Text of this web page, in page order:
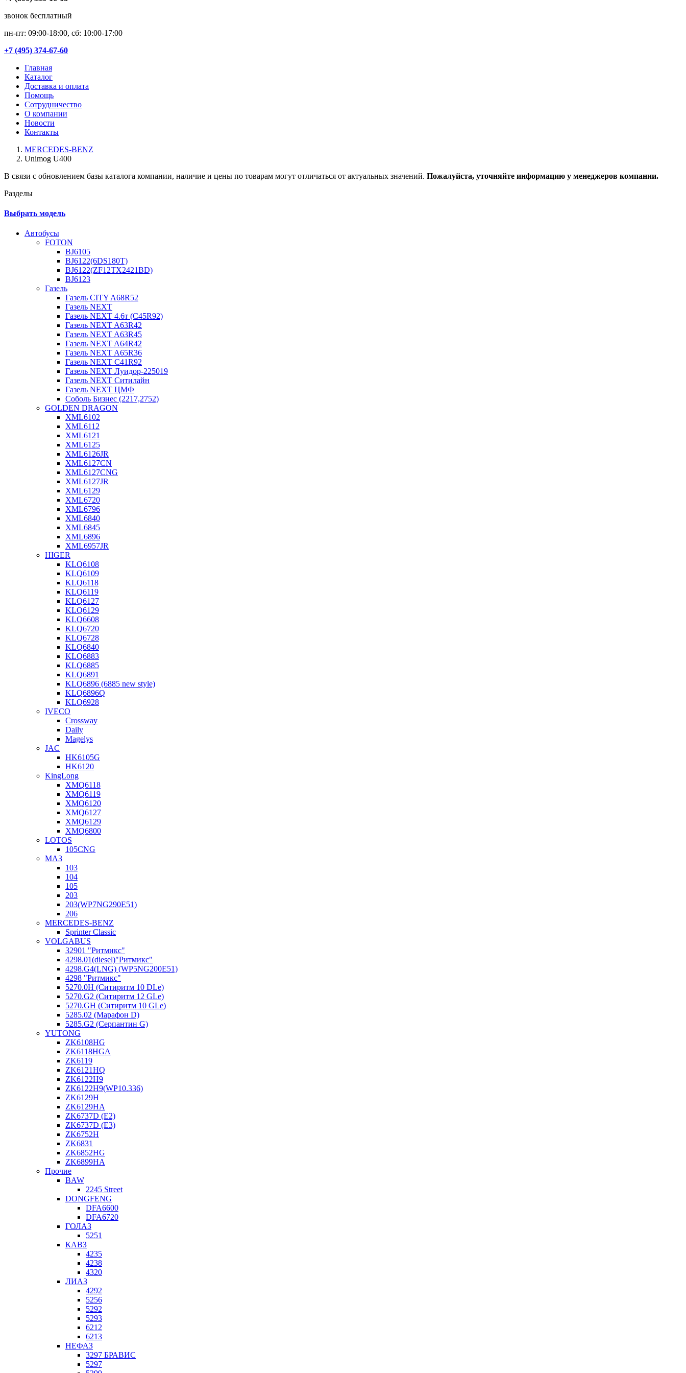
звонок бесплатный
пн-пт: 09:00-18:00, сб: 10:00-17:00
+7 (495) 374-67-60
Главная
Каталог
Доставка и оплата
Помощь
Сотрудничество
О компании
Новости
Контакты
MERCEDES-BENZ
Unimog U400
В связи с обновлением базы каталога компании, наличие и цены по товарам могут отличаться от актуальных значений. Пожалуйста, уточняйте информацию у менеджеров компании.
Разделы
Выбрать модель
Автобусы
FOTON
BJ6105
BJ6122(6DS180T)
BJ6122(ZF12TX2421BD)
BJ6123
Газель
Газель CITY A68R52
Газель NEXT
Газель NEXT 4.6т (C45R92)
Газель NEXT A63R42
Газель NEXT A63R45
Газель NEXT A64R42
Газель NEXT A65R36
Газель NEXT C41R92
Газель NEXT Луидор-225019
Газель NEXT Ситилайн
Газель NEXT ЦМФ
Соболь Бизнес (2217,2752)
GOLDEN DRAGON
XML6102
XML6112
XML6121
XML6125
XML6126JR
XML6127CN
XML6127CNG
XML6127JR
XML6129
XML6720
XML6796
XML6840
XML6845
XML6896
XML6957JR
HIGER
KLQ6108
KLQ6109
KLQ6118
KLQ6119
KLQ6127
KLQ6129
KLQ6608
KLQ6720
KLQ6728
KLQ6840
KLQ6883
KLQ6885
KLQ6891
KLQ6896 (6885 new style)
KLQ6896Q
KLQ6928
IVECO
Crossway
Daily
Magelys
JAC
HK6105G
HK6120
KingLong
XMQ6118
XMQ6119
XMQ6120
XMQ6127
XMQ6129
XMQ6800
LOTOS
105CNG
МАЗ
103
104
105
203
203(WP7NG290E51)
206
MERCEDES-BENZ
Sprinter Classic
VOLGABUS
32901 "Ритмикc"
4298.01(diesel)"Ритмикс"
4298.G4(LNG) (WP5NG200E51)
4298 "Ритмикс"
5270.0H (Ситиритм 10 DLe)
5270.G2 (Ситиритм 12 GLe)
5270.GH (Ситиритм 10 GLe)
5285.02 (Марафон D)
5285.G2 (Серпантин G)
YUTONG
ZK6108HG
ZK6118HGA
ZK6119
ZK6121HQ
ZK6122H9
ZK6122H9(WP10.336)
ZK6129H
ZK6129HA
ZK6737D (E2)
ZK6737D (E3)
ZK6752H
ZK6831
ZK6852HG
ZK6899HA
Прочие
BAW
2245 Street
DONGFENG
DFA6600
DFA6720
ГОЛАЗ
5251
КАВЗ
4235
4238
4320
ЛИАЗ
4292
5256
5292
5293
6212
6213
НЕФАЗ
3297 БРАВИС
5297